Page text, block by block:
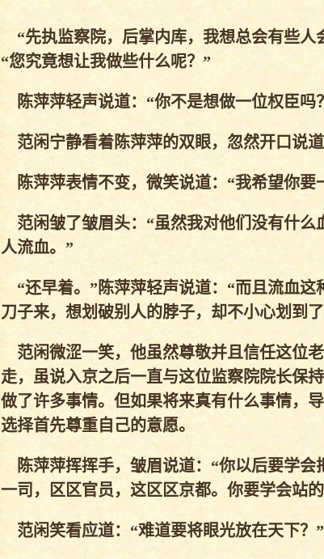
“先执监察院，后掌内库，我想总会有些人
“您究竟想让我做些什么呢？”
陈萍萍轻声说道：“你不是想做一位权臣吗
范闲宁静看着陈萍萍的双眼，忽然开口说
陈萍萍表情不变，微笑说道：“我希望你要
范闲皱了皱眉头：“虽然我对他们没有什么
人流血。”
“还早着。”陈萍萍轻声说道：“而且流血这
刀子来，想划破别人的脖子，却不小心划到
范闲微涩一笑，他虽然尊敬并且信任这位
走，虽说入京之后一直与这位监察院院长保
做了许多事情。但如果将来真有什么事情，
选择首先尊重自己的意愿。
陈萍萍挥挥手，皱眉说道：“你以后要学会
一司，区区官员，这区区京都。你要学会站
范闲笑看应道：“难道要将眼光放在天下？”